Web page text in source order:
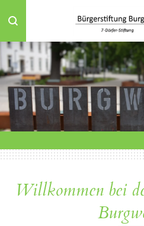
Hauptinhalt
springen
Willkommen bei